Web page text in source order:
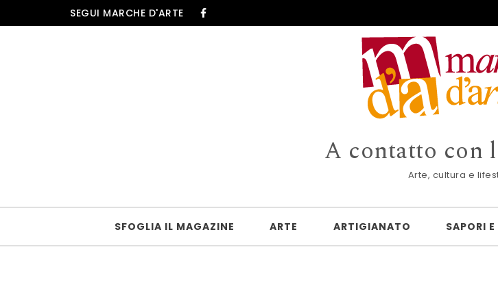
Skip to contentSEGUI MARCHE D'ARTE
A contatto con
Arte, cultura e
SFOGLIA IL MAGAZINE ARTE ARTIGIANATO SAPORI